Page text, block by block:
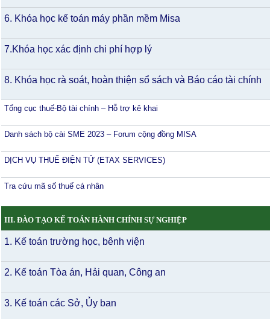
6. Khóa học kế toán máy phần mềm Misa
7.Khóa học xác định chi phí hợp lý
8. Khóa học rà soát, hoàn thiện sổ sách và Báo cáo tài chính
Tổng cục thuế-Bộ tài chính – Hỗ trợ kê khai
Danh sách bộ cài SME 2023 – Forum cộng đồng MISA
DỊCH VỤ THUẾ ĐIỆN TỬ (ETAX SERVICES)
Tra cứu mã số thuế cá nhân
III. ĐÀO TẠO KẾ TOÁN HÀNH CHÍNH SỰ NGHIỆP
1. Kế toán trường học, bênh viện
2. Kế toán Tòa án, Hải quan, Công an
3. Kế toán các Sở, Ủy ban